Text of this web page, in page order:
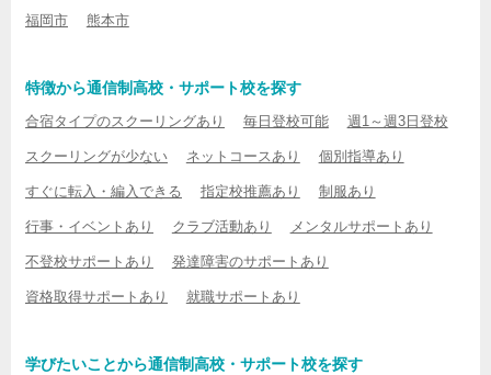
福岡市 熊本市
特徴から通信制高校・サポート校を探す
合宿タイプのスクーリングあり 毎日登校可能 週1～週3日登校
スクーリングが少ない ネットコースあり 個別指導あり
すぐに転入・編入できる 指定校推薦あり 制服あり
行事・イベントあり クラブ活動あり メンタルサポートあり
不登校サポートあり 発達障害のサポートあり
資格取得サポートあり 就職サポートあり
学びたいことから通信制高校・サポート校を探す